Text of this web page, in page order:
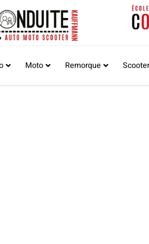
Moto Remorque